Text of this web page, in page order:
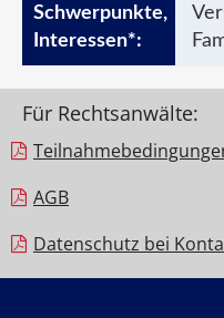
Für Rechtsanwälte:
AGB
Datenschutz bei